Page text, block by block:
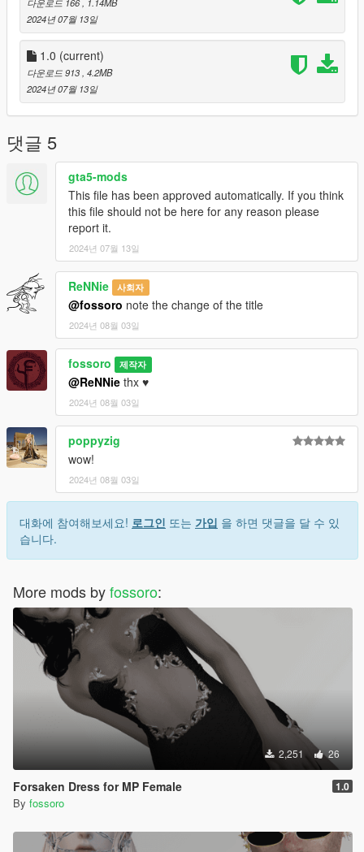
2024년 07월 13일
1.0 (current)
다운로드 913 , 4.2MB
2024년 07월 13일
댓글 5
gta5-mods
This file has been approved automatically. If you think
this file should not be here for any reason please
report it.
2024년 07월 13일
ReNNie 사회자
@fossoro note the change of the title
2024년 08월 03일
fossoro 제작자
@ReNNie thx ♥
2024년 08월 03일
poppyzig
wow!
2024년 08월 03일
대화에 참여해보세요! 로그인 또는 가입 을 하면 댓글을 달 수 있
습니다.
More mods byfossoro:
2,251 26
Forsaken Dress for MP Female 1.0
By fossoro